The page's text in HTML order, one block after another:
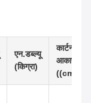
एन.डब्ल्यू
(किग्रा)
कार्टन का
आकार
((cm)